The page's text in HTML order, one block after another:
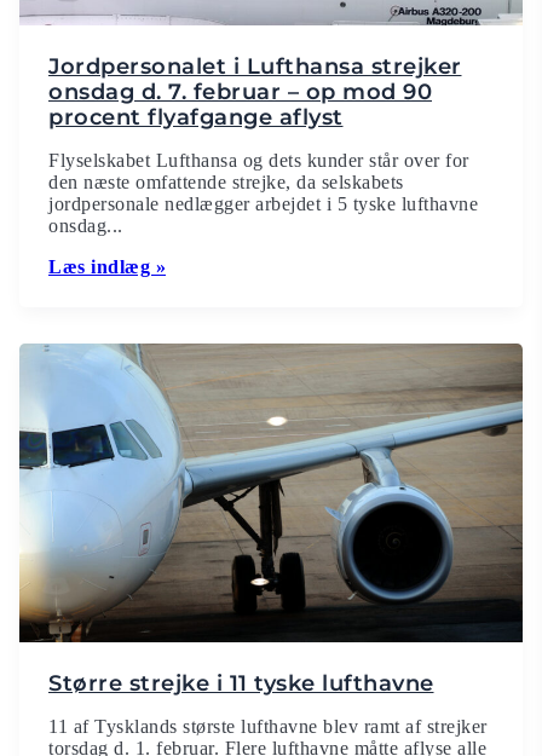
Jordpersonalet i Lufthansa strejker
onsdag d. 7. februar – op mod 90
procent flyafgange aflyst
Flyselskabet Lufthansa og dets kunder står over for
den næste omfattende strejke, da selskabets
jordpersonale nedlægger arbejdet i 5 tyske lufthavne
onsdag...
Læs indlæg »
Større strejke i 11 tyske lufthavne
11 af Tysklands største lufthavne blev ramt af strejker
torsdag d. 1. februar. Flere lufthavne måtte aflyse alle